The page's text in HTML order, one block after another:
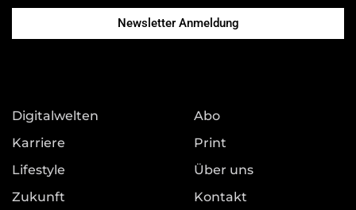
Newsletter Anmeldung
Digitalwelten
Karriere
Lifestyle
Zukunft
Abo
Print
Über uns
Kontakt